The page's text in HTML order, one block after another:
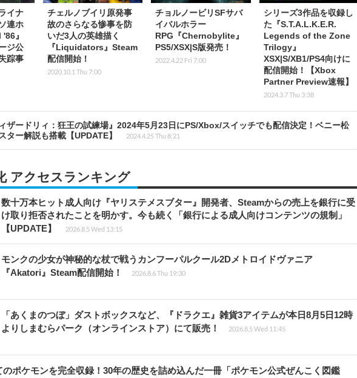
イナ
連ホ
』
ジ公
踪事
チェルノブイリ原発事
故のさらなる惨事を防
いだ3人の英雄描く
『Liquidators』Steam
配信開始！
2020.10.1 Thu 7:00
チョルノービリSFサバ
イバルホラー
RPG『Chernobylite』
PS5/XSX|S版発売！
2022.4.22 Fri 7:00
シリーズ3作品を収録し
た『S.T.A.L.K.E.R.
Legends of the Zone
Trilogy』
XSX|S/XB1/PS4向けに
配信開始！【Xbox
Partner Preview速報】
2024.3.7 Thu 3:38
ザードリィ：狂王の試練場』2024年5月23日にPS/Xbox/スイッチでも配信決定！ベニー松
ター解説も搭載【UPDATE】
2024.4.25 Thu 8:21
アクセスランキング
数十万本ヒット成人向け『ヤリステメスブター』開発者、Steamからの売上を銀行に受
け取り拒否されたことを明かす。今も続く「銀行による成人向けコンテンツの規制」
【UPDATE】
2026.8.5 Wed 13:15
モンクの少女が神秘的な杖で戦うカンフーパルクール2Dメトロイドヴァニア
『Akatori』Steam配信開始！
2026.8.6 Thu 19:30
「あくまのつぼ」ダストボックスなど、『ドラクエ』雑貨3アイテムが本日8月5日12時
よりしまむらパーク（オンラインストア）にて販売！
2026.8.5 Wed 11:45
のポケモンを完全収録！30年の歴史を詰め込んだ一冊「ポケモン公式ぜんこく図鑑